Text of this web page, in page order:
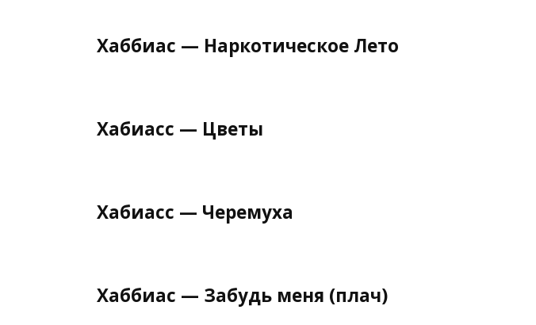
Хаббиас — Наркотическое Лето
Хабиасс — Цветы
Хабиасс — Черемуха
Хаббиас — Забудь меня (плач)